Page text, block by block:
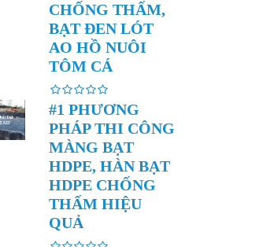
CHỐNG THẤM,
BẠT ĐEN LÓT
AO HỒ NUÔI
TÔM CÁ
#1 PHƯƠNG
PHÁP THI CÔNG
MÀNG BẠT
HDPE, HÀN BẠT
HDPE CHỐNG
THẤM HIỆU
QUẢ